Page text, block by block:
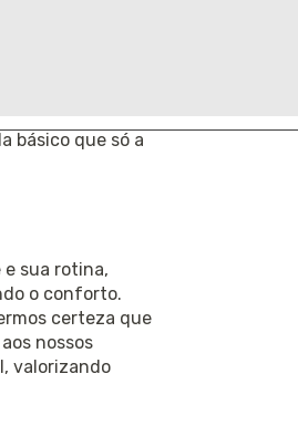
básico que só a
sua rotina,
o conforto.
certeza que
nossos
valorizando